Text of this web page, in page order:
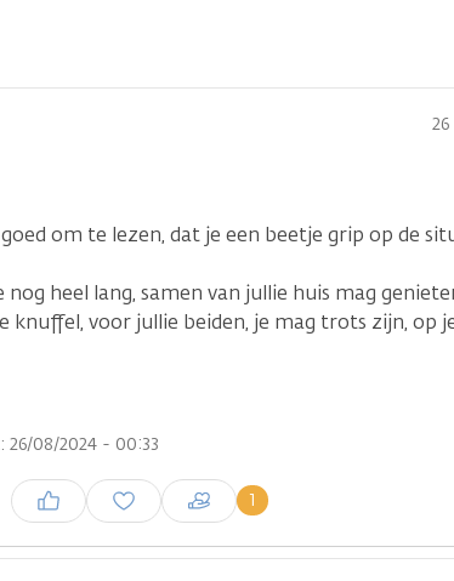
om te lezen, dat je een beetje grip op de
nog heel lang, samen van jullie huis mag
knuffel, voor jullie beiden, je mag trots zijn, op
26/08/2024 - 00:33
1
Inloggen om een reactie te
plaatsen